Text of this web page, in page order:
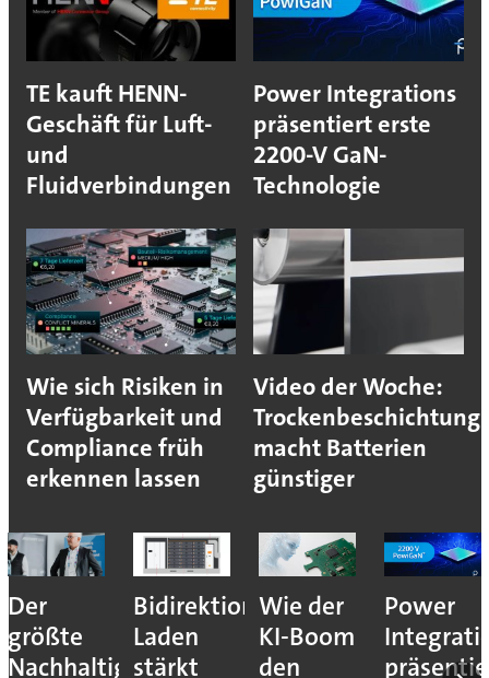
TE kauft HENN-
Geschäft für Luft-
und
Fluidverbindungen
Power Integrations
präsentiert erste
2200-V GaN-
Technologie
Wie sich Risiken in
Verfügbarkeit und
Compliance früh
erkennen lassen
Video der Woche:
Trockenbeschichtung
macht Batterien
günstiger
Der
größte
Nachhaltigkeitshebel
Bidirektionales
Laden
stärkt
Wie der
KI-Boom
den
Power